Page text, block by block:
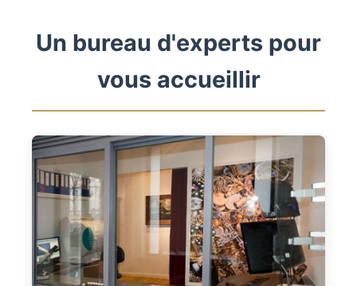
Un bureau d'experts pour
vous accueillir